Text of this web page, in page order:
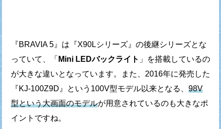
『BRAVIA 5』は『X90Lシリーズ』の後継シリーズとな
っていて、
「 Mini LEDバックライト 」を搭載しているの
が大きな違いとなっています。
また、2016年に発売した
『KJ-100Z9D』という100V型モデル以来となる、 98V
型という大画面のモデルが用意されているのも大きなポ
イントですね。